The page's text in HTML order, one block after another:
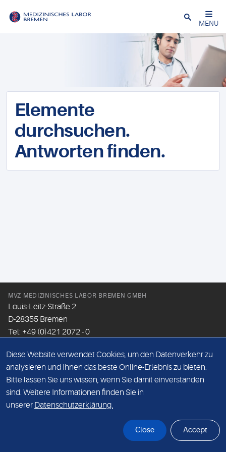
Schließen
MENU
Elemente
durchsuchen.
Antworten finden.
MVZ MEDIZINISCHES LABOR BREMEN GMBH
Louis-Leitz-Straße 2
D-28355 Bremen
Tel: +49 (0)421 2072 - 0
Email:info@mlhb.de
DATENSCHUTZ
IMPRESSUM
Diese Website verwendet Cookies, um den Datenverkehr zu
analysieren und Ihnen das beste Online-Erlebnis zu bieten.
Bitte lassen Sie uns wissen, wenn Sie damit einverstanden
sind. Weitere Informationen finden Sie in
unserer Datenschutzerklärung.
Close Accept